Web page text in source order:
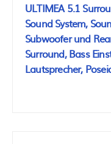
ULTIMEA 5.1
Sound System,
Subwoofer und
Surround, Bass
Lautsprecher,